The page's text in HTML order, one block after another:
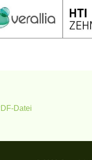
Datei